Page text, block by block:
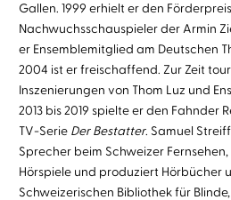
Gallen. 1999 erhielt er den
Nachwuchsschauspieler der Armin
er Ensemblemitglied am Deutschen
2004 ist er freischaffend. Zur Zeit
Inszenierungen von Thom Luz und
2013 bis 2019 spielte er den Fahnder
TV-Serie Der Bestatter. Samuel
Sprecher beim Schweizer
Hörspiele und produziert Hörbücher
Schweizerischen Bibliothek für